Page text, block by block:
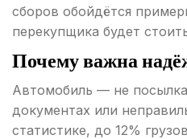
сборов обойдётся
перекупщика будет
Почему важна
Автомобиль — не
документах или
статистике, до 12%